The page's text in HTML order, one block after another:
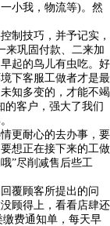
小我，物流等)。然
技巧，并予记实，
来巩固付款、二来加
起的鸟儿有虫吃。好
下客服工做者才是最
知多变的，才能不竭
的客户，强大了我们
更耐心的去办事，要
想正在接下来的工做
”尽削减售后些工
覆顾客所提出的问
顾得上，看看店肆还
费通知单，每天早